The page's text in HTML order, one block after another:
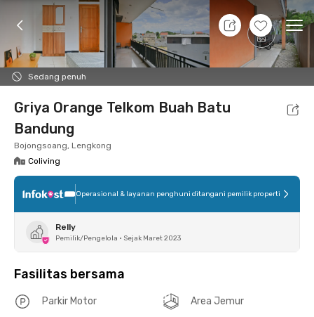
+3
Sedang penuh
7 Agt 26 - Belum tahu
Foto Fasilitas bersama Lokasi Kamar
Griya Orange Telkom Buah Batu
Bandung
Bojongsoang, Lengkong
Coliving
Operasional & layanan penghuni ditangani pemilik properti
Relly
Pemilik/Pengelola • Sejak Maret 2023
Fasilitas bersama
Parkir Motor Area Jemur